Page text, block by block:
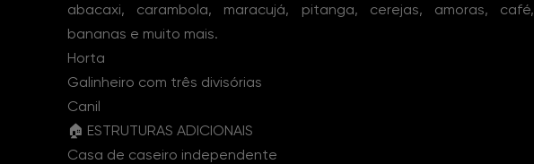
abacaxi, carambola, maracujá, pitanga, cerejas, amoras, café,
bananas e muito mais.
Horta
Galinheiro com três divisórias
Canil
🏠 ESTRUTURAS ADICIONAIS
Casa de caseiro independente